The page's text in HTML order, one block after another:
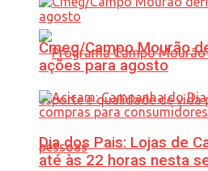
Cmeg/Campo Mourão
ações para agosto
Dia dos Pais: Lojas de
até às 22 horas nesta